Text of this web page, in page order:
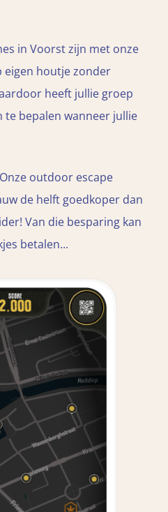
in Voorst zijn met onze
eigen houtje zonder
heeft jullie groep
te bepalen wanneer jullie
outdoor escape
de helft goedkoper dan
Van die besparing kan
betalen...